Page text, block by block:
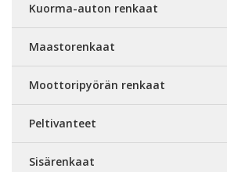
Kuorma-auton renkaat
Maastorenkaat
Moottoripyörän renkaat
Peltivanteet
Sisärenkaat